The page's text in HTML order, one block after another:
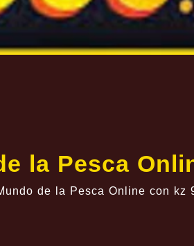
la Pesca
de la Pesca Online con kz